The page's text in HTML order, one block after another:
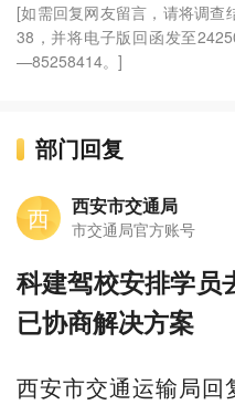
[如需回复网友留言，请将调
38，并将电子版回函发至
—85258414。]
部门回复
西 西安市交通局
市交通局官方账号
科建驾校安排学员
已协商解决方案
西安市交通运输局回